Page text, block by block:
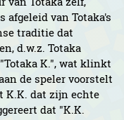
van Totaka's
traditie dat
d.w.z. Totaka
K.", wat klinkt
de speler voorstelt
K.K. dat zijn echte
dat "K.K.